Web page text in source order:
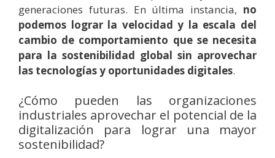
generaciones futuras. En última instancia, no
podemos lograr la velocidad y la escala del
cambio de comportamiento que se necesita
para la sostenibilidad global sin aprovechar
las tecnologías y oportunidades digitales.
¿Cómo pueden las organizaciones
industriales aprovechar el potencial de la
digitalización para lograr una mayor
sostenibilidad?